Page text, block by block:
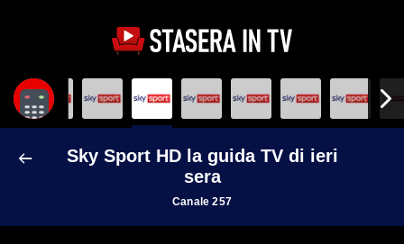
Sky Sport HD la guida TV di ieri
sera
Canale 257